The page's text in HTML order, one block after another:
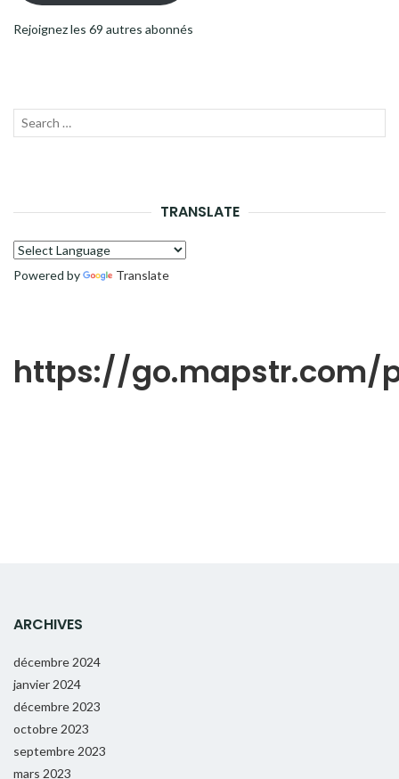
Rejoignez les 69 autres abonnés
Recherche
TRANSLATE
Powered by Translate
https://go.mapstr.com/
ARCHIVES
décembre 2024
janvier 2024
décembre 2023
octobre 2023
septembre 2023
mars 2023